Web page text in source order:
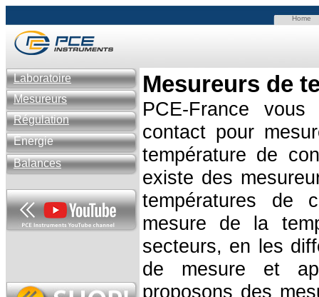
Home
Laboratoire
Mesureurs
Régulation
Énergie
Balances
Mesureurs de
PCE-France
contact pour
température de
existe des
températures de
mesure de la
secteurs, en les
de mesure et
proposons des